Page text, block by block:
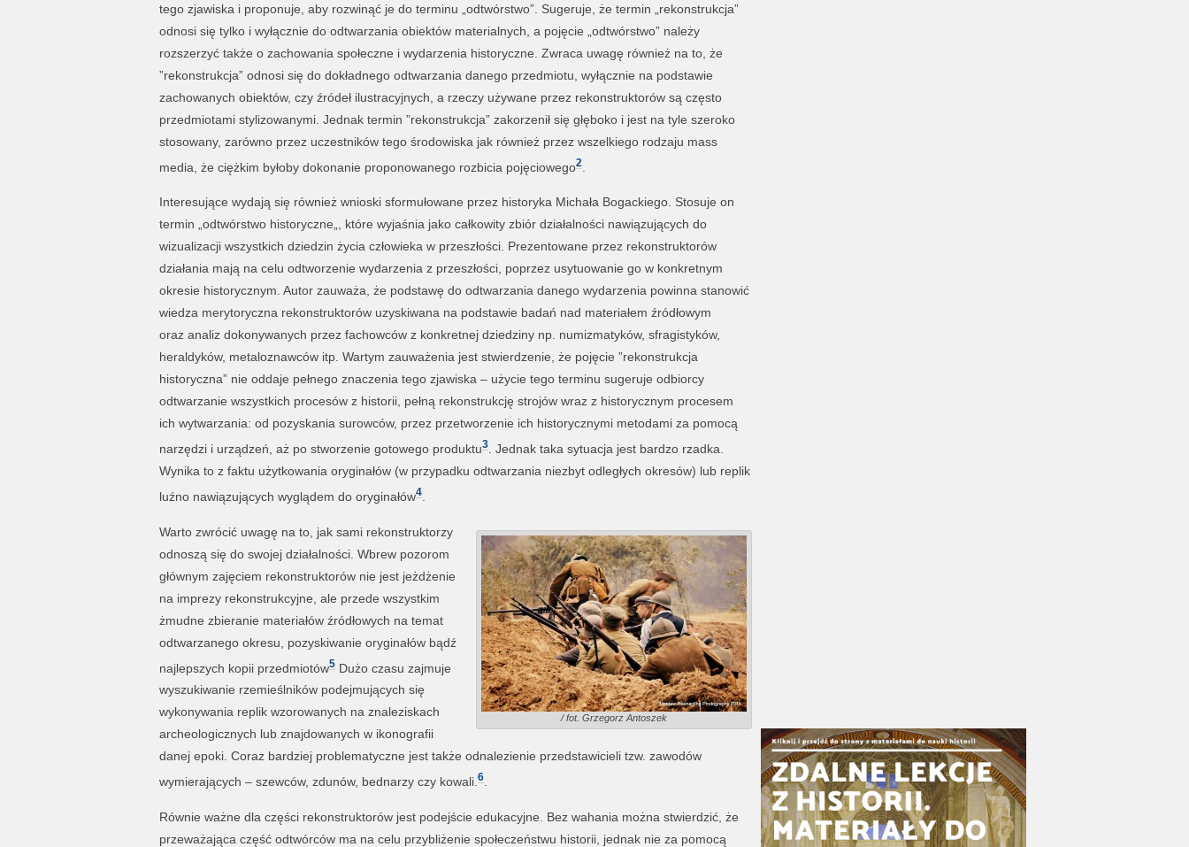
tego zjawiska i proponuje, aby rozwinąć je do terminu „odtwórstwo”. Sugeruje, że termin „rekonstrukcja”
odnosi się tylko i wyłącznie do odtwarzania obiektów materialnych, a pojęcie „odtwórstwo” należy
rozszerzyć także o zachowania społeczne i wydarzenia historyczne. Zwraca uwagę również na to, że
”rekonstrukcja” odnosi się do dokładnego odtwarzania danego przedmiotu, wyłącznie na podstawie
zachowanych obiektów, czy źródeł ilustracyjnych, a rzeczy używane przez rekonstruktorów są często
przedmiotami stylizowanymi. Jednak termin ”rekonstrukcja” zakorzenił się głęboko i jest na tyle szeroko
stosowany, zarówno przez uczestników tego środowiska jak również przez wszelkiego rodzaju mass
media, że ciężkim byłoby dokonanie proponowanego rozbicia pojęciowego2.
Interesujące wydają się również wnioski sformułowane przez historyka Michała Bogackiego. Stosuje on
termin „odtwórstwo historyczne„, które wyjaśnia jako całkowity zbiór działalności nawiązujących do
wizualizacji wszystkich dziedzin życia człowieka w przeszłości. Prezentowane przez rekonstruktorów
działania mają na celu odtworzenie wydarzenia z przeszłości, poprzez usytuowanie go w konkretnym
okresie historycznym. Autor zauważa, że podstawę do odtwarzania danego wydarzenia powinna stanowić
wiedza merytoryczna rekonstruktorów uzyskiwana na podstawie badań nad materiałem źródłowym
oraz analiz dokonywanych przez fachowców z konkretnej dziedziny np. numizmatyków, sfragistyków,
heraldyków, metaloznawców itp. Wartym zauważenia jest stwierdzenie, że pojęcie ”rekonstrukcja
historyczna” nie oddaje pełnego znaczenia tego zjawiska – użycie tego terminu sugeruje odbiorcy
odtwarzanie wszystkich procesów z historii, pełną rekonstrukcję strojów wraz z historycznym procesem
ich wytwarzania: od pozyskania surowców, przez przetworzenie ich historycznymi metodami za pomocą
narzędzi i urządzeń, aż po stworzenie gotowego produktu3. Jednak taka sytuacja jest bardzo rzadka.
Wynika to z faktu użytkowania oryginałów (w przypadku odtwarzania niezbyt odległych okresów) lub replik
luźno nawiązujących wyglądem do oryginałów4.
/ fot. Grzegorz Antoszek
Warto zwrócić uwagę na to, jak sami rekonstruktorzy
odnoszą się do swojej działalności. Wbrew pozorom
głównym zajęciem rekonstruktorów nie jest jeżdżenie
na imprezy rekonstrukcyjne, ale przede wszystkim
żmudne zbieranie materiałów źródłowych na temat
odtwarzanego okresu, pozyskiwanie oryginałów bądź
najlepszych kopii przedmiotów5Dużo czasu zajmuje
wyszukiwanie rzemieślników podejmujących się
wykonywania replik wzorowanych na znaleziskach
archeologicznych lub znajdowanych w ikonografii
danej epoki. Coraz bardziej problematyczne jest także odnalezienie przedstawicieli tzw. zawodów
wymierających – szewców, zdunów, bednarzy czy kowali. 6.
Równie ważne dla części rekonstruktorów jest podejście edukacyjne. Bez wahania można stwierdzić, że
przeważająca część odtwórców ma na celu przybliżenie społeczeństwu historii, jednak nie za pomocą